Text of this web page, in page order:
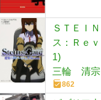
ＳＴＥＩ
ス：Ｒｅ
1)
三輪 清宗
862